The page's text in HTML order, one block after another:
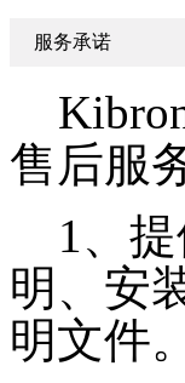
服务承诺
售后服
1、提
明、安
明文件。